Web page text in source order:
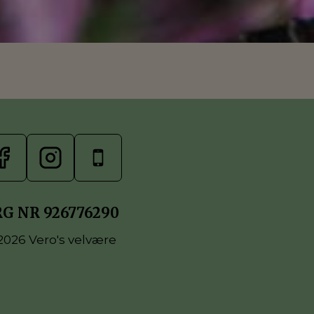
NR 926776290
Vero's velvære